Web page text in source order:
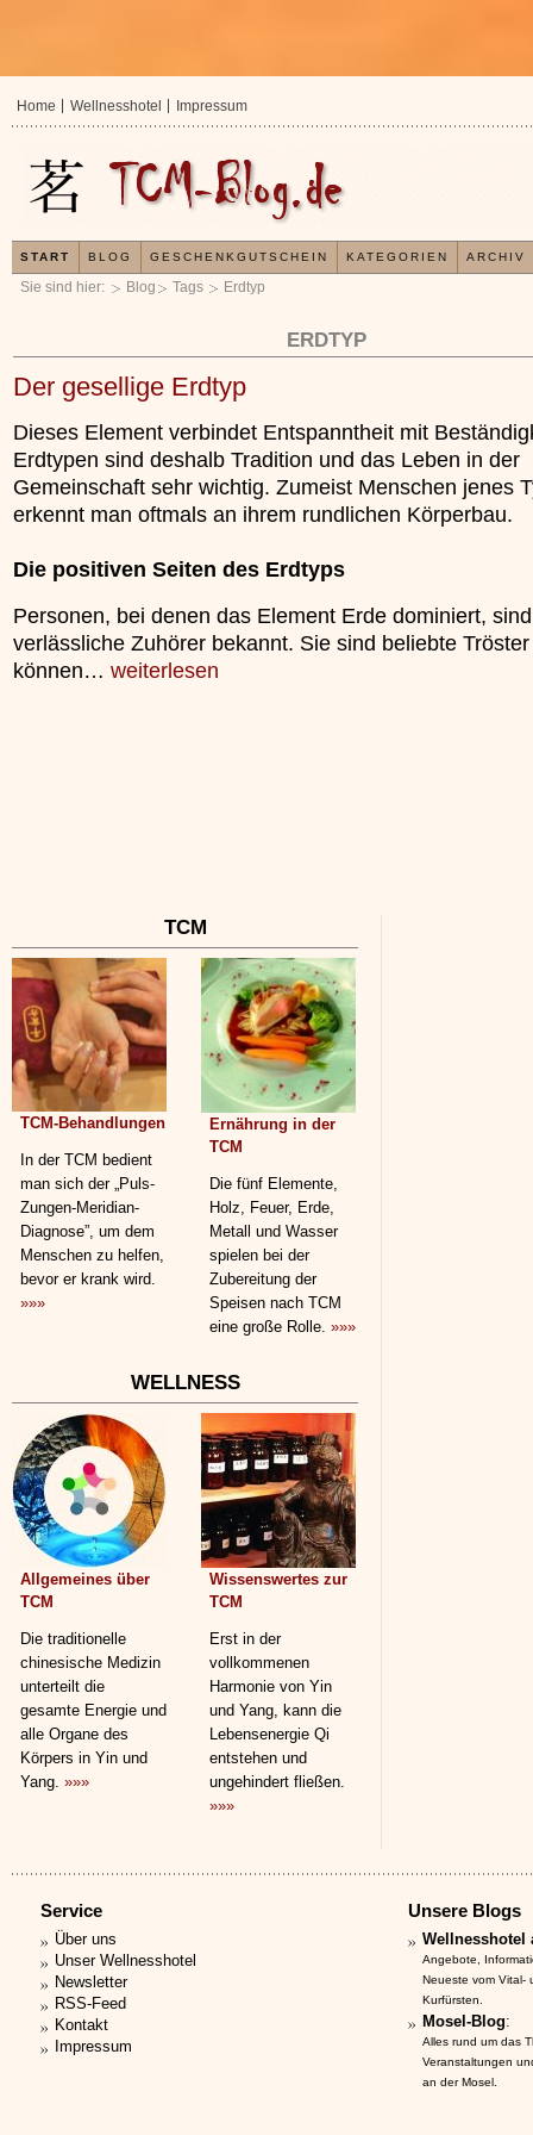
Sie sind hier: Blog Tags Erdtyp
ERDTYP
Der gesellige Erdtyp
Dieses Element verbindet Entspanntheit mit
Erdtypen sind deshalb Tradition und das Leben in der
Gemeinschaft sehr wichtig. Zumeist Menschen jenes
erkennt man oftmals an ihrem rundlichen Körperbau.
Die positiven Seiten des Erdtyps
Personen, bei denen das Element Erde dominiert,
verlässliche Zuhörer bekannt. Sie sind beliebte
können… weiterlesen
TCM
TCM-Behandlungen
In der TCM bedient
man sich der „Puls-
Zungen-Meridian-
Diagnose”, um dem
Menschen zu helfen,
bevor er krank wird.
»»»
Ernährung in der
TCM
Die fünf Elemente,
Holz, Feuer, Erde,
Metall und Wasser
spielen bei der
Zubereitung der
Speisen nach TCM
eine große Rolle. »»»
WELLNESS
Allgemeines über
TCM
Die traditionelle
chinesische Medizin
unterteilt die
gesamte Energie und
alle Organe des
Körpers in Yin und
Yang. »»»
Wissenswertes zur
TCM
Erst in der
vollkommenen
Harmonie von Yin
und Yang, kann die
Lebensenergie Qi
entstehen und
ungehindert fließen.
»»»
x
In der TCM sind Experten der Meinung, dass jeder
»»»
Jetzt
Home Wellnesshotel Impressum
START BLOG GESCHENKGUTSCHEIN KATEGORIEN ARCHIV
Service
Über uns
Unser Wellnesshotel
Newsletter
RSS-Feed
Kontakt
Impressum
Unsere Blogs
Wellnesshotel
Angebote,
Neueste vom Vital-
Kurfürsten.
Mosel-Blog:
Alles rund um das
Veranstaltungen
an der Mosel.